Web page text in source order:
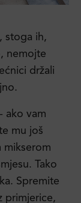
stoga ih,
nemojte
držali
ako vam
mu još
mikserom
Tako
Spremite
primjerice,